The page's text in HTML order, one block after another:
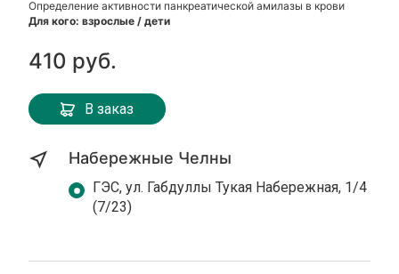
Определение активности панкреатической амилазы в крови
Для кого: взрослые / дети
410 руб.
В заказ
Набережные Челны
ГЭС, ул. Габдуллы Тукая Набережная, 1/4
(7/23)